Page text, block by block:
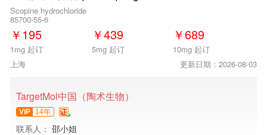
Scopine hydrochloride
85700-55-6
￥ 195
1mg 起订
￥439
5mg 起订
￥689
10mg 起订
上海
更新日期：2026-08-03
TargetMol中国（陶术生物）
VIP 14年
联系人： 邵小姐